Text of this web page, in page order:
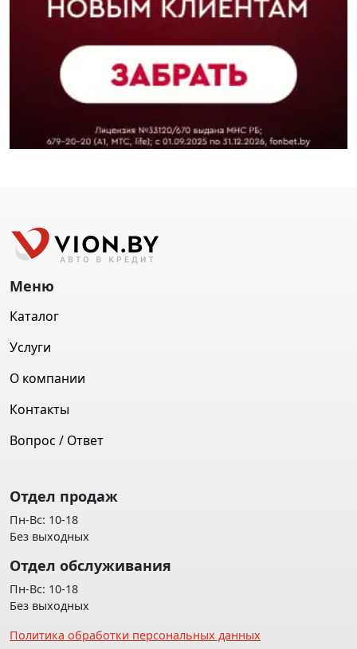
Меню
Каталог
Услуги
О компании
Контакты
Вопрос / Ответ
Отдел продаж
Пн-Вс: 10-18
Без выходных
Отдел обслуживания
Пн-Вс: 10-18
Без выходных
Политика обработки персональных данных